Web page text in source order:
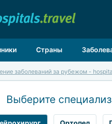
Страны
заболеваний за рубежом -
Выберите